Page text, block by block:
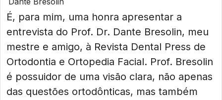
É, para mim, uma honra apresentar a
entrevista do Prof. Dr. Dante Bresolin, meu
mestre e amigo, à Revista Dental Press de
Ortodontia e Ortopedia Facial. Prof. Bresolin
é possuidor de uma visão clara, não apenas
das questões ortodônticas, mas também